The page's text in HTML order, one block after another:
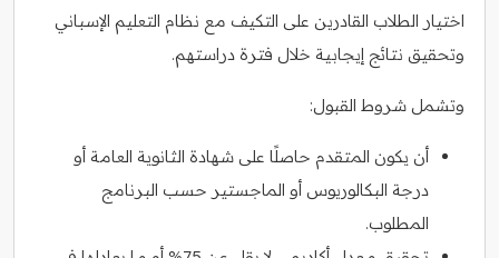
اختيار الطلاب القادرين على التكيف مع نظام التعليم الإسباني
وتحقيق نتائج إيجابية خلال فترة دراستهم.
وتشمل شروط القبول:
أن يكون المتقدم حاصلًا على شهادة الثانوية العامة أو
درجة البكالوريوس أو الماجستير حسب البرنامج
المطلوب.